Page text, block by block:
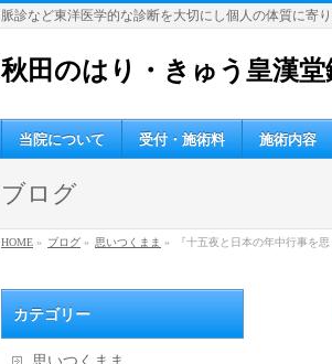
脈診など東洋医学的な診断を大切にし個人の体質に寄
秋田のはり・きゅう皇漢堂
当院について 受付・施術料 施術内容
ブログ
HOME » ブログ » 思いつくまま » 『十五夜と日本の年中行事を
カテゴリー